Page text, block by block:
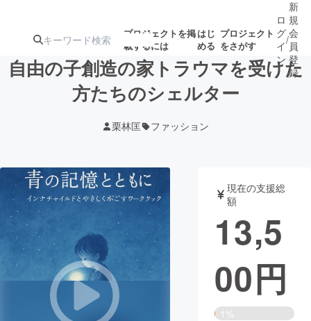
プロジェクトを掲
載するには
はじ
める
プロジェクト
をさがす
注目の新着プロ
ジェクト
ロジェクト
アート・写真 音楽
テクノロジー・ガジェット ゲーム・
映像・映画 書籍・雑誌
ビジネス・起業 チャレンジ
ロ
グ
イ
ン
/
新
規
会
員
登
録
自由の子創造の家トラウマを受けた
方たちのシェルター
栗林匡 ファッション
現在の支援総
額
13,5
00円
1%